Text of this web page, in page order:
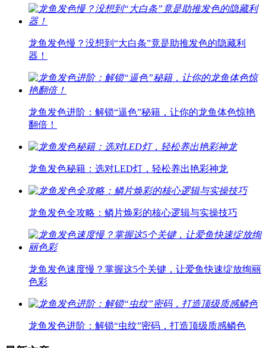
龙鱼发色慢？没想到“大白条”竟是助推发色的隐藏利
器！
龙鱼发色进阶：解锁“逼色”秘籍，让你的龙鱼体色惊艳
翻倍！
龙鱼发色秘籍：选对LED灯，轻松养出艳彩神龙
龙鱼发色全攻略：鳞片焕彩的核心逻辑与实操技巧
龙鱼发色速度慢？掌握这5个关键，让爱鱼快速绽放绚丽
色彩
龙鱼发色进阶：解锁“虫纹”密码，打造顶级质感鳞色